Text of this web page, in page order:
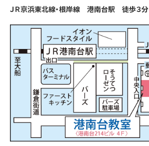
ＪＲ京浜東北線・根岸線　港南台駅　徒歩３分